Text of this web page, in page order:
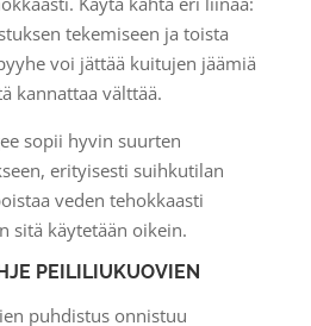
tekemiseen ja toista
voi jättää kuitujen jäämiä
kannattaa välttää.
sopii hyvin suurten
erityisesti suihkutilan
veden tehokkaasti
sitä käytetään oikein.
PEILILIUKUOVIEN
puhdistus onnistuu